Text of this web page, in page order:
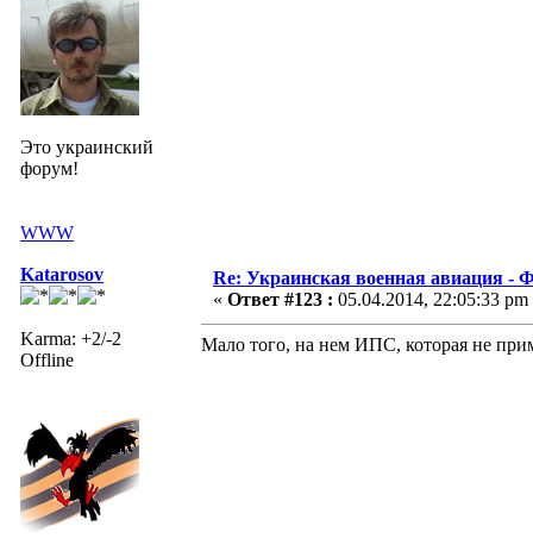
Это украинский
форум!
WWW
Katarosov
Karma: +2/-2
Offline
Re: Украинская военная авиация -
« Ответ #123 : 05.04.2014, 22:05:33 pm
Мало того, на нем ИПС, которая не